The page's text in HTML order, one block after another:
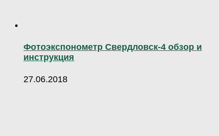
Фотоэкспонометр Свердловск-4 обзор и
инструкция
27.06.2018